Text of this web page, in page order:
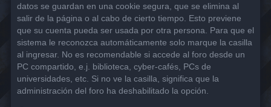
datos se guardan en una cookie segura, que se elimina al
salir de la página o al cabo de cierto tiempo. Esto previene
que su cuenta pueda ser usada por otra persona. Para que el
sistema le reconozca automáticamente solo marque la casilla
al ingresar. No es recomendable si accede al foro desde un
PC compartido, e.j. biblioteca, cyber-cafés, PCs de
universidades, etc. Si no ve la casilla, significa que la
administración del foro ha deshabilitado la opción.